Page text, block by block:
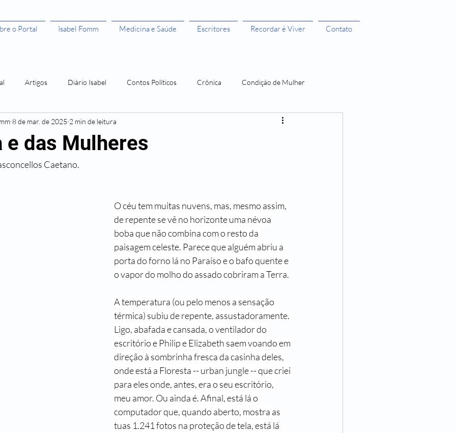
o Portal Isabel Fomm Medicina e Saúde Escritores Recordar é Viver Contato
Artigos Diário Isabel Contos Políticos Crônica Condição de Mulher
Todas as Mulheres São Bruxas"
leitura grátis Histórias de Mulher
Orlando, santo amaro e a Guerra O Castelo dos Futuros
Um Castelo Além do Tempo Para Gostar de Ser Mulher
e das Mulheres
8 de mar. de 2025 2 min de leitura
Caetano.
O céu tem muitas nuvens, mas, mesmo assim,
de repente se vê no horizonte uma névoa
boba que não combina com o resto da
paisagem celeste. Parece que alguém abriu a
porta do forno lá no Paraíso e o bafo quente e
o vapor do molho do assado cobriram a Terra.
A temperatura (ou pelo menos a sensação
térmica) subiu de repente, assustadoramente.
Ligo, abafada e cansada, o ventilador do
escritório e Philip e Elizabeth saem voando em
direção à sombrinha fresca da casinha deles,
onde está a Floresta -- urban jungle -- que criei
para eles onde, antes, era o seu escritório,
meu amor. Ou ainda é. Afinal, está lá o
computador que, quando aberto, mostra as
tuas 1.241 fotos na proteção de tela, está lá